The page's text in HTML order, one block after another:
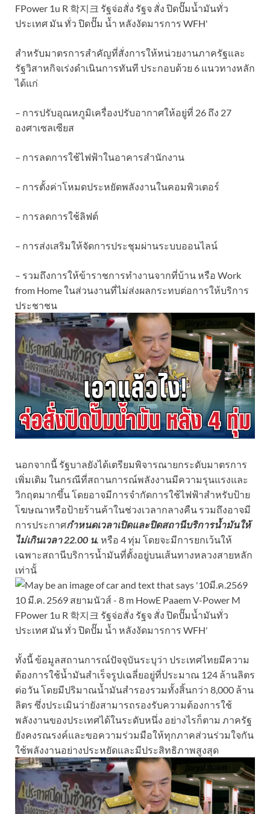
สำหรับมาตรการสำคัญที่สั่งการให้หน่วยงานภาครัฐและ
รัฐวิสาหกิจเร่งดำเนินการทันที ประกอบด้วย 6 แนวทางหลัก
ได้แก่
– การปรับอุณหภูมิเครื่องปรับอากาศให้อยู่ที่ 26 ถึง 27
องศาเซลเซียส
– การลดการใช้ไฟฟ้าในอาคารสำนักงาน
– การตั้งค่าโหมดประหยัดพลังงานในคอมพิวเตอร์
– การลดการใช้ลิฟต์
– การส่งเสริมให้จัดการประชุมผ่านระบบออนไลน์
– รวมถึงการให้ข้าราชการทำงานจากที่บ้าน หรือ Work
from Home ในส่วนงานที่ไม่ส่งผลกระทบต่อการให้บริการ
ประชาชน
นอกจากนี้ รัฐบาลยังได้เตรียมพิจารณายกระดับมาตรการ
เพิ่มเติม ในกรณีที่สถานการณ์พลังงานมีความรุนแรงและ
วิกฤตมากขึ้น โดยอาจมีการจำกัดการใช้ไฟฟ้าสำหรับป้าย
โฆษณาหรือป้ายร้านค้าในช่วงเวลากลางคืน รวมถึงอาจมี
การประกาศกำหนดเวลาเปิดและปิดสถานีบริการน้ำมันให้
ไม่เกินเวลา 22.00 น. หรือ 4 ทุ่ม โดยจะมีการยกเว้นให้
เฉพาะสถานีบริการน้ำมันที่ตั้งอยู่บนเส้นทางหลวงสายหลัก
เท่านั้
ทั้งนี้ ข้อมูลสถานการณ์ปัจจุบันระบุว่า ประเทศไทยมีความ
ต้องการใช้น้ำมันสำเร็จรูปเฉลี่ยอยู่ที่ประมาณ 124 ล้านลิตร
ต่อวัน โดยมีปริมาณน้ำมันสำรองรวมทั้งสิ้นกว่า 8,000 ล้าน
ลิตร ซึ่งประเมินว่ายังสามารถรองรับความต้องการใช้
พลังงานของประเทศได้ในระดับหนึ่ง อย่างไรก็ตาม ภาครัฐ
ยังคงรณรงค์และขอความร่วมมือให้ทุกภาคส่วนร่วมใจกัน
ใช้พลังงานอย่างประหยัดและมีประสิทธิภาพสูงสุด